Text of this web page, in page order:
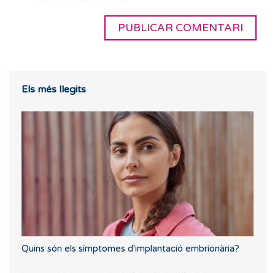
Els més llegits
Quins són els símptomes d'implantació embrionària?